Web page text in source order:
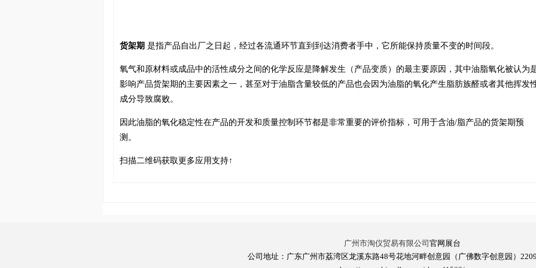
货架期 是指产品自出厂之日起，经过各流通环节直到到达消费者手中，它所能保持质量不变的时间段。
氧气和原材料或成品中的活性成分之间的化学反应是降解发生（产品变质）的最主要原因，其中油脂氧化被认为
影响产品货架期的主要因素之一，甚至对于油脂含量较低的产品也会因为油脂的氧化产生脂肪族醛或者其他挥发
成分导致腐败。
因此油脂的氧化稳定性在产品的开发和质量控制环节都是非常重要的评价指标，可用于含油/脂产品的货架期预
测。
扫描二维码获取更多应用支持↑
广州市淘仪贸易有限公司 官网展台
公司地址：广东广州市荔湾区龙溪东路48号花地河畔创意园（广佛数字创意园）